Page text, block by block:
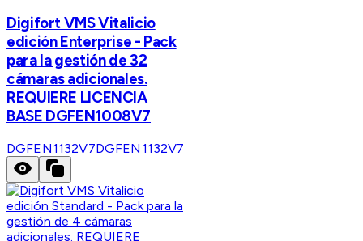
Digifort VMS Vitalicio
edición Enterprise - Pack
para la gestión de 32
cámaras adicionales.
REQUIERE LICENCIA
BASE DGFEN1008V7
DGFEN1132V7DGFEN1132V7